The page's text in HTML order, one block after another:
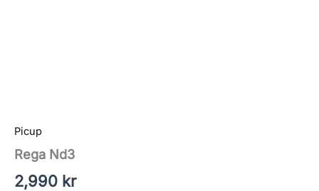
Picup
Rega Nd3
2,990 kr